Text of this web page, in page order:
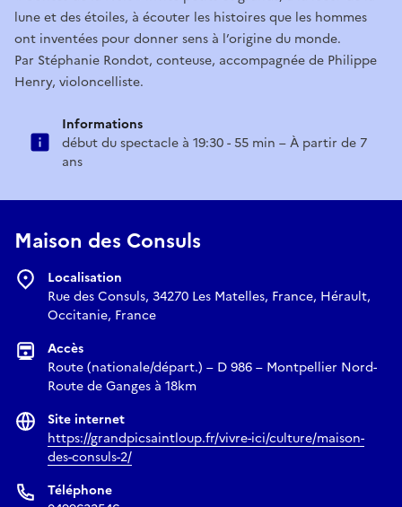
lune et des étoiles, à écouter les histoires que les hommes
ont inventées pour donner sens à l’origine du monde.
Par Stéphanie Rondot, conteuse, accompagnée de Philippe
Henry, violoncelliste.
Informations
début du spectacle à 19:30 - 55 min – À partir de 7
ans
Maison des Consuls
Localisation
Rue des Consuls, 34270 Les Matelles, France, Hérault,
Occitanie, France
Accès
Route (nationale/départ.) – D 986 – Montpellier Nord-
Route de Ganges à 18km
Site internet
https://grandpicsaintloup.fr/vivre-ici/culture/maison-
des-consuls-2/
Téléphone